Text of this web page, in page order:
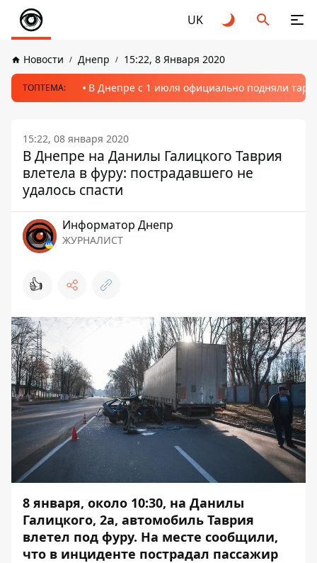
UK
Новости Днепр 15:22, 8 Января 2020
ТОПТЕМА: В Днепре с 1 июля официально подняли
15:22, 08 января 2020
В Днепре на Данилы Галицкого Таврия
влетела в фуру: пострадавшего не
удалось спасти
Информатор Днепр
ЖУРНАЛИСТ
👍
8 января, около 10:30, на Данилы
Галицкого, 2а, автомобиль Таврия
влетел под фуру. На месте сообщили,
что в инциденте пострадал пассажир